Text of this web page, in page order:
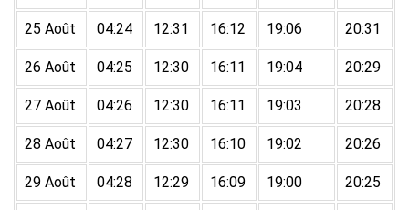
25 Août 04:24 12:31 16:12 19:06 20:31
26 Août 04:25 12:30 16:11 19:04 20:29
27 Août 04:26 12:30 16:11 19:03 20:28
28 Août 04:27 12:30 16:10 19:02 20:26
29 Août 04:28 12:29 16:09 19:00 20:25